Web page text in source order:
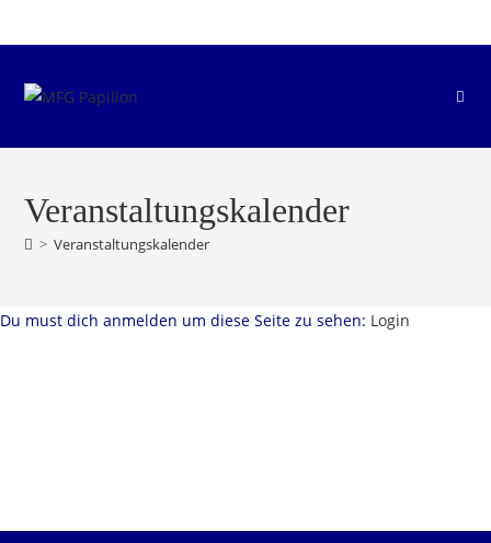
Inhalt
Veranstaltungskalender
> Veranstaltungskalender
Du must dich anmelden um diese Seite zu sehen: Login